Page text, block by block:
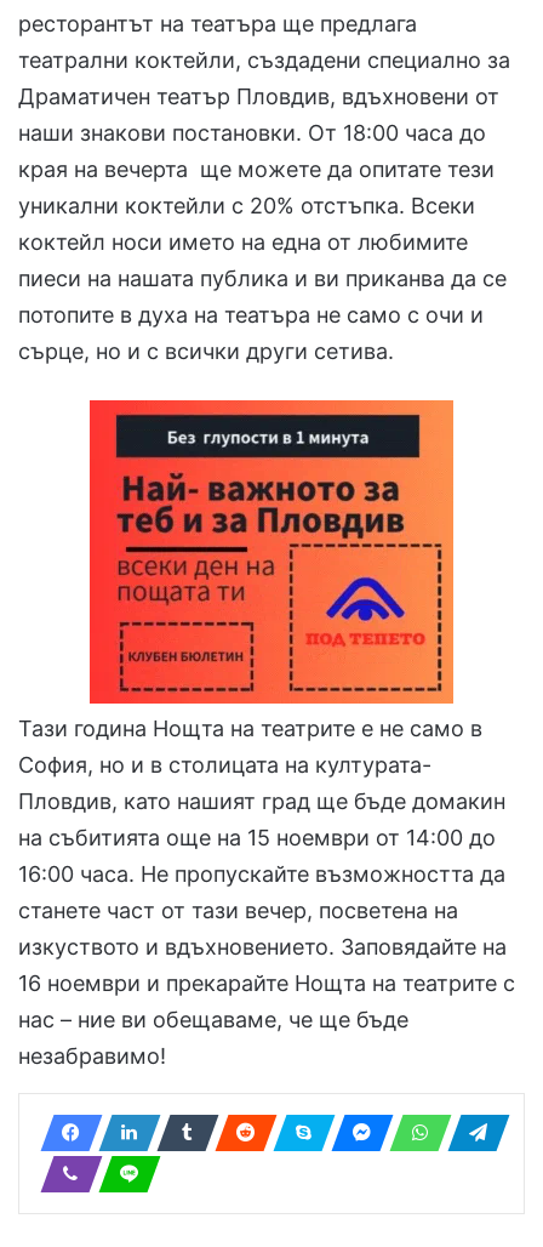
ресторантът на театъра ще предлага
театрални коктейли, създадени специално за
Драматичен театър Пловдив, вдъхновени от
наши знакови постановки. От 18:00 часа до
края на вечерта ще можете да опитате тези
уникални коктейли с 20% отстъпка. Всеки
коктейл носи името на една от любимите
пиеси на нашата публика и ви приканва да се
потопите в духа на театъра не само с очи и
сърце, но и с всички други сетива.
Тази година Нощта на театрите е не само в
София, но и в столицата на културата-
Пловдив, като нашият град ще бъде домакин
на събитията още на 15 ноември от 14:00 до
16:00 часа. Не пропускайте възможността да
станете част от тази вечер, посветена на
изкуството и вдъхновението. Заповядайте на
16 ноември и прекарайте Нощта на театрите с
нас – ние ви обещаваме, че ще бъде
незабравимо!